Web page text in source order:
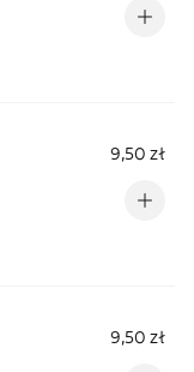
9,50 zł
9,50 zł